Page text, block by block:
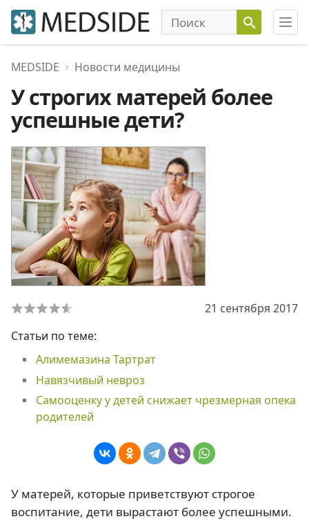
MEDSIDE Новости медицины
У строгих матерей более
успешные дети?
21 сентября 2017
Статьи по теме:
Алимемазина Тартрат
Навязчивый невроз
Самооценку у детей снижает чрезмерная опека
родителей
У матерей, которые приветствуют строгое
воспитание, дети вырастают более успешными.